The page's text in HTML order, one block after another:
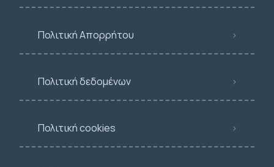
Πολιτική Απορρήτου
Πολιτική δεδομένων
Πολιτική cookies